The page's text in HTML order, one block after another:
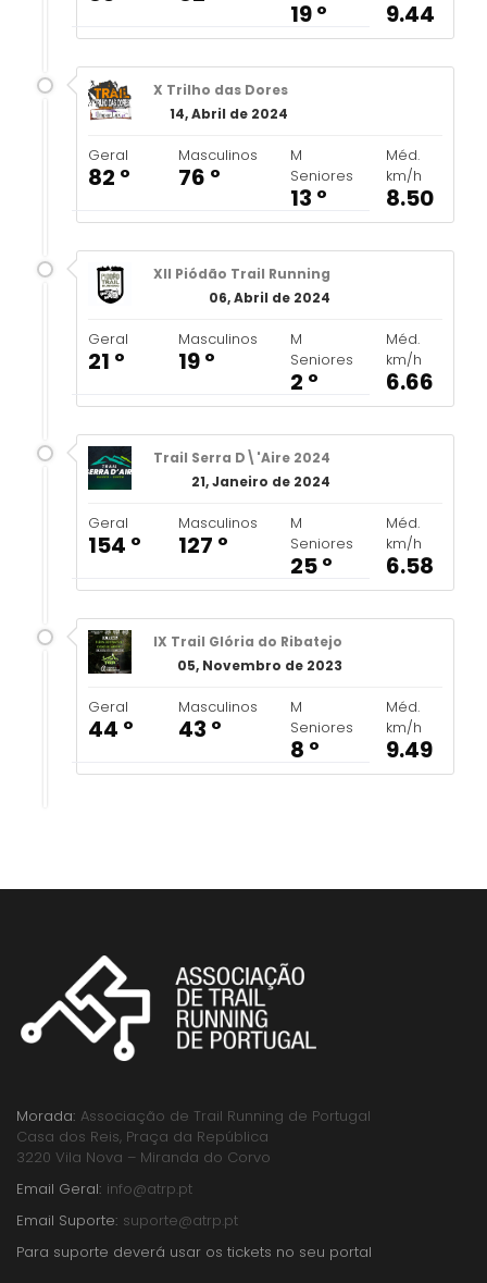
19 º 9.44
X Trilho das Dores
14, Abril de 2024
Geral
82 º
Masculinos
76 º
M
Seniores
13 º
Méd.
km/h
8.50
XII Piódão Trail Running
06, Abril de 2024
Geral
21 º
Masculinos
19 º
M
Seniores
2 º
Méd.
km/h
6.66
Trail Serra D\'Aire 2024
21, Janeiro de 2024
Geral
154 º
Masculinos
127 º
M
Seniores
25 º
Méd.
km/h
6.58
IX Trail Glória do Ribatejo
05, Novembro de 2023
Geral
44 º
Masculinos
43 º
M
Seniores
8 º
Méd.
km/h
9.49
Morada: Associação de Trail Running de Portugal
Casa dos Reis, Praça da República
3220 Vila Nova – Miranda do Corvo
Email Geral: info@atrp.pt
Email Suporte: suporte@atrp.pt
Para suporte deverá usar os tickets no seu portal